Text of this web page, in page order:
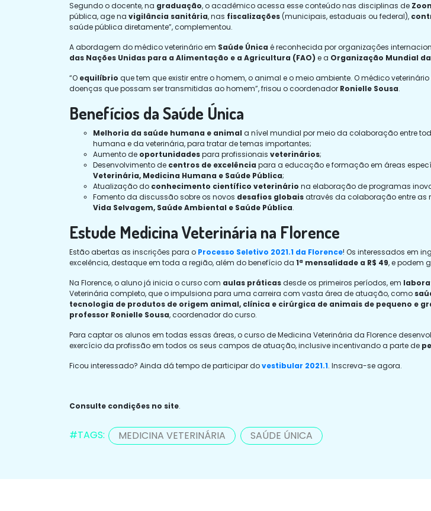
Segundo o docente, na graduação, o acadêmico acessa esse conteúdo nas disciplinas de
pública, age na vigilância sanitária, nas fiscalizações (municipais, estaduais ou federal),
saúde pública diretamente”, complementou.
A abordagem do médico veterinário em Saúde Única é reconhecida por organizações
das Nações Unidas para a Alimentação e a Agricultura (FAO) e a Organização Mundial da
“O equilíbrio que tem que existir entre o homem, o animal e o meio ambiente. O médico
doenças que possam ser transmitidas ao homem”, frisou o coordenador Ronielle Sousa.
Benefícios da Saúde Única
Melhoria da saúde humana e animal a nível mundial por meio da colaboração entre
humana e da veterinária, para tratar de temas importantes;
Aumento de oportunidadespara profissionais veterinários;
Desenvolvimento de centros de excelência para a educação e formação em áreas
Veterinária, Medicina Humana e Saúde Pública;
Atualização do conhecimento científico veterinário na elaboração de programas
Fomento da discussão sobre os novos desafios globaisatravés da colaboração entre as
Vida Selvagem, Saúde Ambiental e Saúde Pública.
Estude Medicina Veterinária na Florence
Estão abertas as inscrições para o Processo Seletivo 2021.1 da Florence! Os interessados em
excelência, destaque em toda a região, além do benefício da 1ª mensalidade a R$ 49, e podem
Na Florence, o aluno já inicia o curso com aulas práticasdesde os primeiros períodos, em
Veterinária completo, que o impulsiona para uma carreira com vasta área de atuação, como
tecnologia de produtos de origem animal, clínica e cirúrgica de animais de pequeno e
professor Ronielle Sousa, coordenador do curso.
Para captar os alunos em todas essas áreas, o curso de Medicina Veterinária da Florence
exercício da profissão em todos os seus campos de atuação, inclusive incentivando a parte de
Ficou interessado? Ainda dá tempo de participar dovestibular 2021.1. Inscreva-se agora.
Consulte condições no site.
#TAGS: MEDICINA VETERINÁRIA SAÚDE ÚNICA